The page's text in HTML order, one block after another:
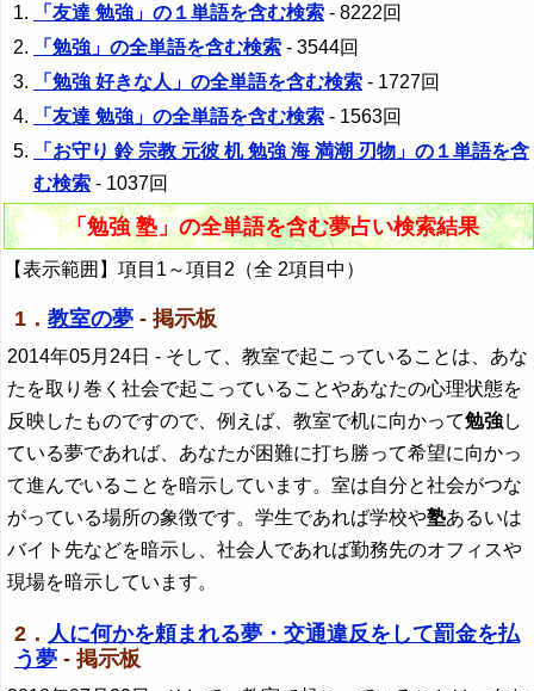
「友達 勉強」の１単語を含む検索 - 8222回
「勉強」の全単語を含む検索 - 3544回
「勉強 好きな人」の全単語を含む検索 - 1727回
「友達 勉強」の全単語を含む検索 - 1563回
「お守り 鈴 宗教 元彼 机 勉強 海 満潮 刃物」の１単語を含
む検索 - 1037回
「勉強 塾」の全単語を含む夢占い検索結果
【表示範囲】項目1～項目2（全 2項目中）
1． 教室の夢- 掲示板
2014年05月24日 - そして、教室で起こっていることは、あな
たを取り巻く社会で起こっていることやあなたの心理状態を
反映したものですので、例えば、教室で机に向かって勉強し
ている夢であれば、あなたが困難に打ち勝って希望に向かっ
て進んでいることを暗示しています。室は自分と社会がつな
がっている場所の象徴です。学生であれば学校や塾あるいは
バイト先などを暗示し、社会人であれば勤務先のオフィスや
現場を暗示しています。
2． 人に何かを頼まれる夢・交通違反をして罰金を払
う夢- 掲示板